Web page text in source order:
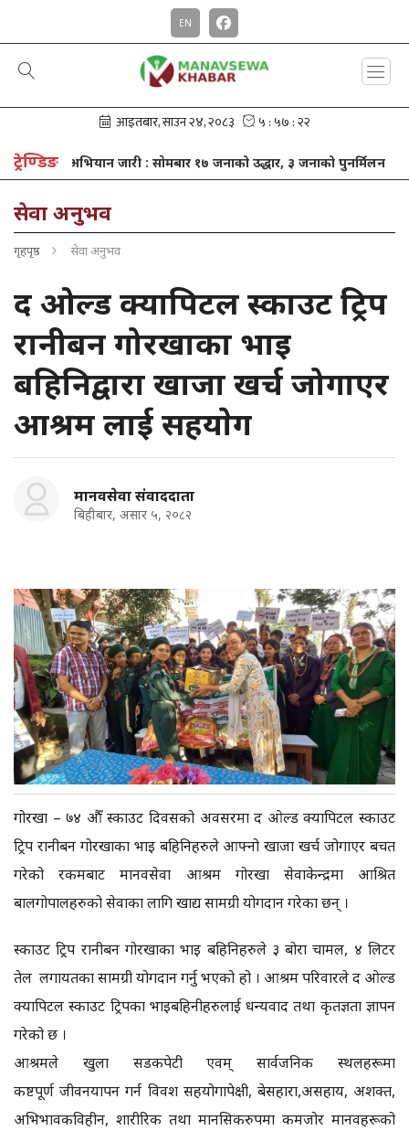
EN
ट्रेण्डिङजारी : साेमबार १७ जनाको उद्धार, ३ जनाको पुनर्मिलन खाजा खर्च
सेवा अनुभव
गृहपृष्ठ सेवा अनुभव
द ओल्ड क्यापिटल स्काउट ट्रिप
रानीबन गोरखाका भाइ
बहिनिद्वारा खाजा खर्च जोगाएर
आश्रम लाई सहयाेग
मानवसेवा संवाददाता
बिहीबार, असार ५, २०८२
गोरखा – ७४ औँ स्काउट दिवसको अवसरमा द ओल्ड क्यापिटल स्काउट
ट्रिप रानीबन गोरखाका भाइ बहिनिहरुले आफ्नो खाजा खर्च जोगाएर बचत
गरेको रकमबाट मानवसेवा आश्रम गोरखा सेवाकेन्द्रमा आश्रित
बालगोपालहरुको सेवाका लागि खाद्य सामग्री योगदान गरेका छन् ।
स्काउट ट्रिप रानीबन गोरखाका भाइ बहिनिहरुले ३ बोरा चामल, ४ लिटर
तेल लगायतका सामग्री योगदान गर्नु भएको हो । आश्रम परिवारले द ओल्ड
क्यापिटल स्काउट ट्रिपका भाइबहिनीहरुलाई धन्यवाद तथा कृतज्ञता ज्ञापन
गरेको छ ।
आश्रमले खुला सडकपेटी एवम् सार्वजनिक स्थलहरूमा
कष्टपूर्ण जीवनयापन गर्न विवश सहयोगापेक्षी, बेसहारा,असहाय, अशक्त,
अभिभावकविहीन, शारीरिक तथा मानसिकरुपमा कमजोर मानवहरूको